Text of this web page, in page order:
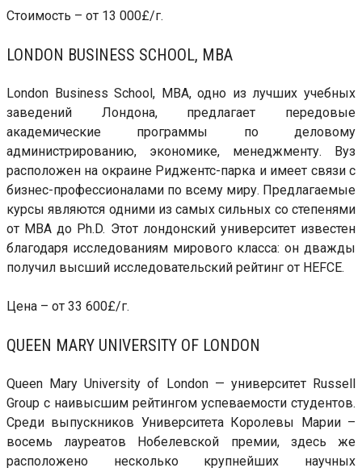
Стоимость – от 13 000£/г.
LONDON BUSINESS SCHOOL, MBA
London Business School, MBA, одно из лучших учебных
заведений Лондона, предлагает передовые
академические программы по деловому
администрированию, экономике, менеджменту. Вуз
расположен на окраине Риджентс-парка и имеет связи с
бизнес-профессионалами по всему миру. Предлагаемые
курсы являются одними из самых сильных со степенями
от MBA до Ph.D. Этот лондонский университет известен
благодаря исследованиям мирового класса: он дважды
получил высший исследовательский рейтинг от HEFCE.
Цена – от 33 600£/г.
QUEEN MARY UNIVERSITY OF LONDON
Queen Mary University of London — университет Russell
Group с наивысшим рейтингом успеваемости студентов.
Среди выпускников Университета Королевы Марии –
восемь лауреатов Нобелевской премии, здесь же
расположено несколько крупнейших научных